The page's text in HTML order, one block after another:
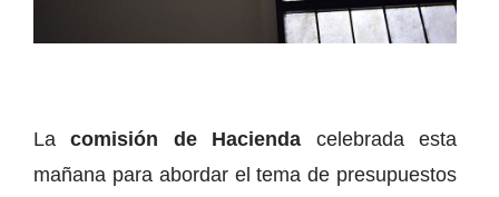
La comisión de Hacienda celebrada esta
mañana para abordar el tema de presupuestos